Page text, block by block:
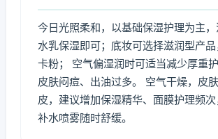
今日光照柔和，以基础保湿护理为主
水乳保湿即可；底妆可选择滋润型产
卡粉； 空气偏湿润时可适当减少厚重
皮肤闷痘、出油过多。 空气干燥，皮
皮，建议增加保湿精华、面膜护理频
补水喷雾随时舒缓。